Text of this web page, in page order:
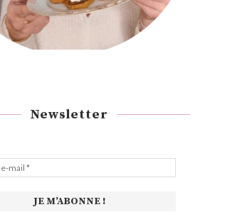
Newsletter